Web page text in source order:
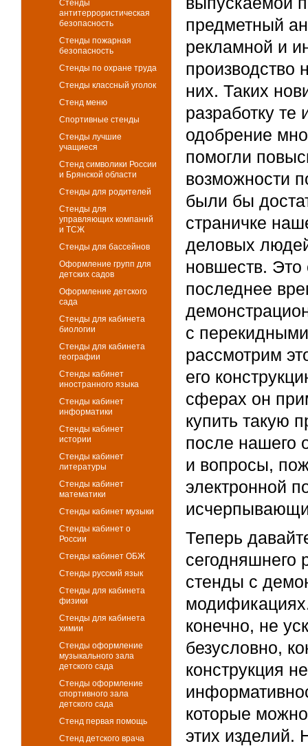
Стенды
антитеррористическая
безопасность
Стенды пожарная
безопасность
Стенды по охране труда
Стенды классный уголок
Стенд меню
Спортивные стенды
Стенды лучшие
учащиеся
Стенд символики России
и Брянской области
Стенды для родителей
Стенды для
управляющих компаний
и ТСЖ
Стенды для бассейнов
Оформление групп для
детских садов
Оформление детского
сада
Стенды для кабинета
биологии
Стенды для кабинета
географии
Стенды кабинет
иностранного языка
Стенды кабинет
информатики
Стенды кабинет
истории
Стенды кабинет
литературы
Стенды кабинет
математики
Стенды кабинет музыки
Стенды кабинет о
России
Стенды кабинет ОБЖ
Стенды русский язык
Стенды для кабинета
физики
Стенды для кабинета
химии
Стенды оформление
музыкального зала
детского сада
Стенды оформление
спортивного зала
детского сада
Стенд первая помощь
Стенд детского врача
предметный
рекламной и
производство
них. Таких
разработку те
одобрение
помогли
возможности
были бы
страничке
деловых
новшеств. Это
последнее
с
рассмотрим
его
сферах он
купить такую
после нашего
и вопросы,
электронной
Теперь
сегодняшнего
стенды с
конечно, не
безусловно,
конструкция
которые
этих изделий.